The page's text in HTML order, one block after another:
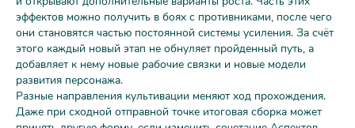
эффектов можно получить в боях с противниками, после чего
они становятся частью постоянной системы усиления. За счёт
этого каждый новый этап не обнуляет пройденный путь, а
добавляет к нему новые рабочие связки и новые модели
развития персонажа.
Разные направления культивации меняют ход прохождения.
Даже при сходной отправной точке итоговая сборка может